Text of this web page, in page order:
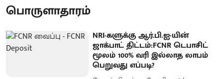
பொருளாதாரம்
NRI-களுக்கு ஆர்.பி.ஐ-யின்
ஜாக்பாட் திட்டம்:FCNR டெபாசிட்
மூலம் 100% வரி இல்லாத லாபம்
பெறுவது எப்படி?